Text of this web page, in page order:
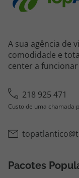
A sua agência de
comodidade e
center a funcionar
218 925 471
Custo de uma chamada
Pacotes